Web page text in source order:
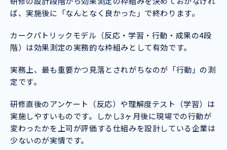
ば、実施後に「なんとなく良かった」で終わります。
カークパトリックモデル（反応・学習・行動・成果の4段
階）は効果測定の実務的な枠組みとして有効です。
実務上、最も重要かつ見落とされがちなのが「行動」の測
定です。
研修直後のアンケート（反応）や理解度テスト（学習）は
実施しやすいものです。しかし3ヶ月後に現場での行動が
変わったかを上司が評価する仕組みを設計している企業は
少ないのが実情です。